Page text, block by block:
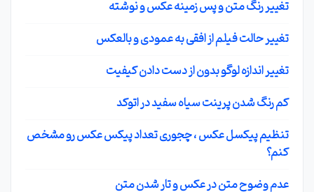
تغییر رنگ متن و پس زمینه عکس و نوشته
تغییر حالت فیلم از افقی به عمودی و بالعکس
تغییر اندازه لوگو بدون از دست دادن کیفیت
کم رنگ شدن پرینت سیاه سفید در اتوکد
تنظیم پیکسل عکس ، چجوری تعداد پیکس عکس رو مشخص
کنم؟
عدم وضوح متن در عکس و تار شدن متن